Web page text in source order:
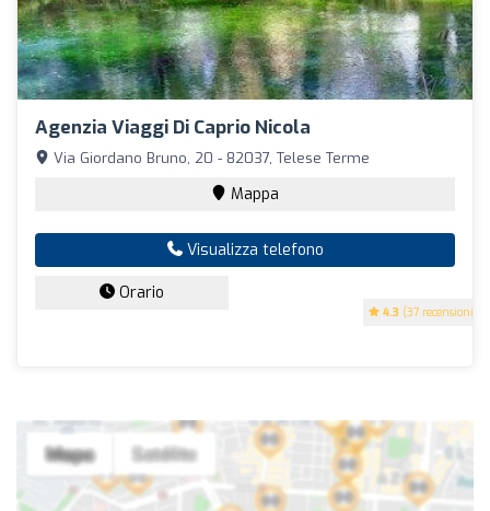
Agenzia Viaggi Di Caprio Nicola
4.3 (37 recensioni)
Via Giordano Bruno, 20 - 82037, Telese Terme
Mappa
Visualizza telefono
Orario